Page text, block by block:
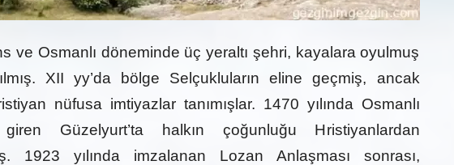
ve Osmanlı döneminde üç yeraltı şehri, kayalara oyulmuş
XII yy’da bölge Selçukluların eline geçmiş, ancak
nüfusa imtiyazlar tanımışlar. 1470 yılında Osmanlı
giren Güzelyurt’ta halkın çoğunluğu Hristiyanlardan
1923 yılında imzalanan Lozan Anlaşması sonrası,